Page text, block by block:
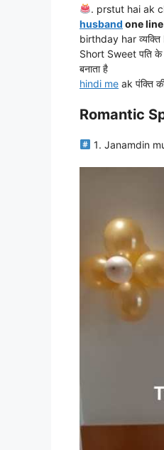
. prstut hai ak
husband one line
birthday har
Short Sweet पति
बनाता है
hindi me ak पंक्ति
Romantic
1. Janamdin